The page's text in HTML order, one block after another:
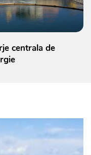
centrala de